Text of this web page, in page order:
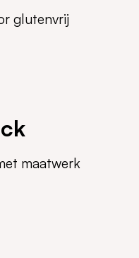
glutenvrij
maatwerk